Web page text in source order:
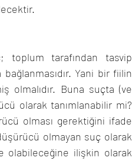
toplum tarafından tasvip
Yani bir fiilin
olmalıdır. Buna suçta (ve
olarak tanımlanabilir mi?
olması gerektiğini ifade
olmayan suç olarak
olabileceğine ilişkin olarak